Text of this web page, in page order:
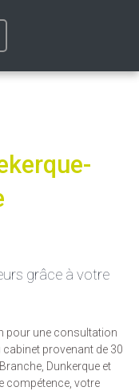
grâce à votre
pour une consultation
provenant de 30
Dunkerque et
compétence, votre